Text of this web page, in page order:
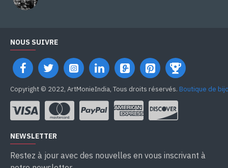
NOUS SUIVRE
Copyright © 2022, ArtMonieIndia, Tous droits réservés. Boutique de
NEWSLETTER
Restez à jour avec des nouvelles en vous inscrivant à